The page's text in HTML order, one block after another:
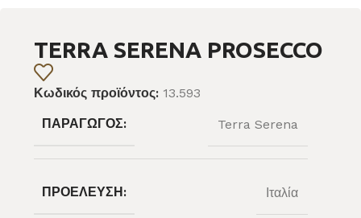
TERRA SERENA PROSECCO
Κωδικός προϊόντος: 13.593
ΠΑΡΑΓΩΓΌΣ:
Terra Serena
ΠΡΟΈΛΕΥΣΗ: Ιταλία